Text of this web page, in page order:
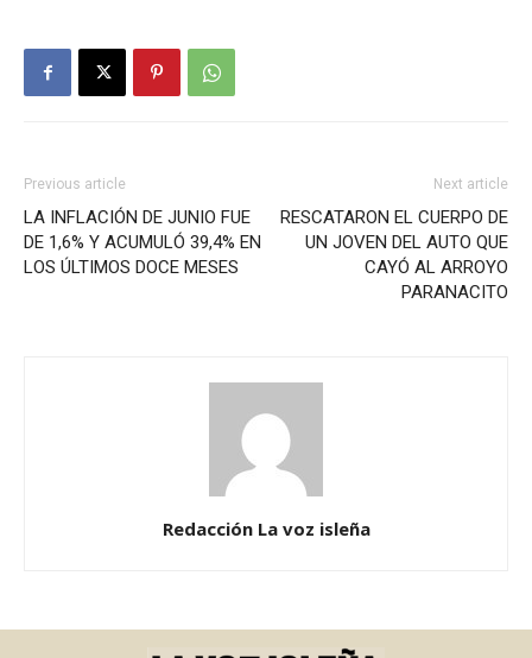
Previous article
LA INFLACIÓN DE JUNIO FUE
DE 1,6% Y ACUMULÓ 39,4% EN
LOS ÚLTIMOS DOCE MESES
Next article
RESCATARON EL CUERPO DE
UN JOVEN DEL AUTO QUE
CAYÓ AL ARROYO
PARANACITO
Redacción La voz isleña